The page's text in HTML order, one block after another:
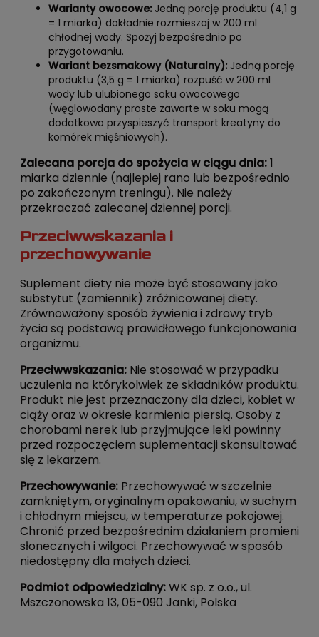
Warianty owocowe: Jedną porcję produktu (4,1 g
= 1 miarka) dokładnie rozmieszaj w 200 ml
chłodnej wody. Spożyj bezpośrednio po
przygotowaniu.
Wariant bezsmakowy (Naturalny): Jedną porcję
produktu (3,5 g = 1 miarka) rozpuść w 200 ml
wody lub ulubionego soku owocowego
(węglowodany proste zawarte w soku mogą
dodatkowo przyspieszyć transport kreatyny do
komórek mięśniowych).
Zalecana porcja do spożycia w ciągu dnia:1
miarka dziennie (najlepiej rano lub bezpośrednio
po zakończonym treningu). Nie należy
przekraczać zalecanej dziennej porcji.
Przeciwwskazania i
przechowywanie
Suplement diety nie może być stosowany jako
substytut (zamiennik) zróżnicowanej diety.
Zrównoważony sposób żywienia i zdrowy tryb
życia są podstawą prawidłowego funkcjonowania
organizmu.
Przeciwwskazania: Nie stosować w przypadku
uczulenia na którykolwiek ze składników produktu.
Produkt nie jest przeznaczony dla dzieci, kobiet w
ciąży oraz w okresie karmienia piersią. Osoby z
chorobami nerek lub przyjmujące leki powinny
przed rozpoczęciem suplementacji skonsultować
się z lekarzem.
Przechowywanie: Przechowywać w szczelnie
zamkniętym, oryginalnym opakowaniu, w suchym
i chłodnym miejscu, w temperaturze pokojowej.
Chronić przed bezpośrednim działaniem promieni
słonecznych i wilgoci. Przechowywać w sposób
niedostępny dla małych dzieci.
Podmiot odpowiedzialny:WK sp. z o.o., ul.
Mszczonowska 13, 05-090 Janki, Polska